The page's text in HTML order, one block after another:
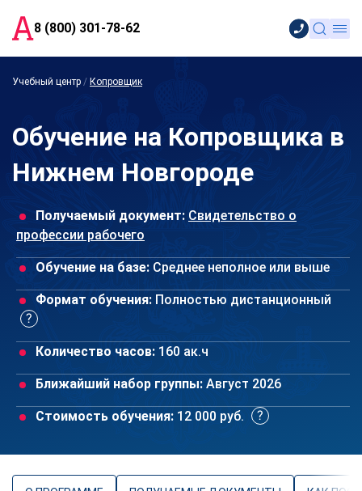
8 (800) 301-78-62
Учебный центр / Копровщик
Обучение на Копровщика в
Нижнем Новгороде
Получаемый документ: Свидетельство о
профессии рабочего
Обучение на базе: Среднее неполное или выше
Формат обучения: Полностью дистанционный
Количество часов: 160 ак.ч
Ближайший набор группы: Август 2026
Стоимость обучения: 12 000 руб.